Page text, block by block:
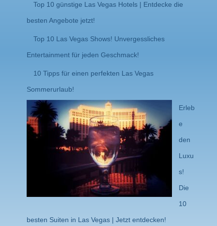
Top 10 günstige Las Vegas Hotels | Entdecke die
besten Angebote jetzt!
Top 10 Las Vegas Shows! Unvergessliches
Entertainment für jeden Geschmack!
10 Tipps für einen perfekten Las Vegas
Sommerurlaub!
Erleb
e
den
Luxu
s!
Die
10
besten Suiten in Las Vegas | Jetzt entdecken!